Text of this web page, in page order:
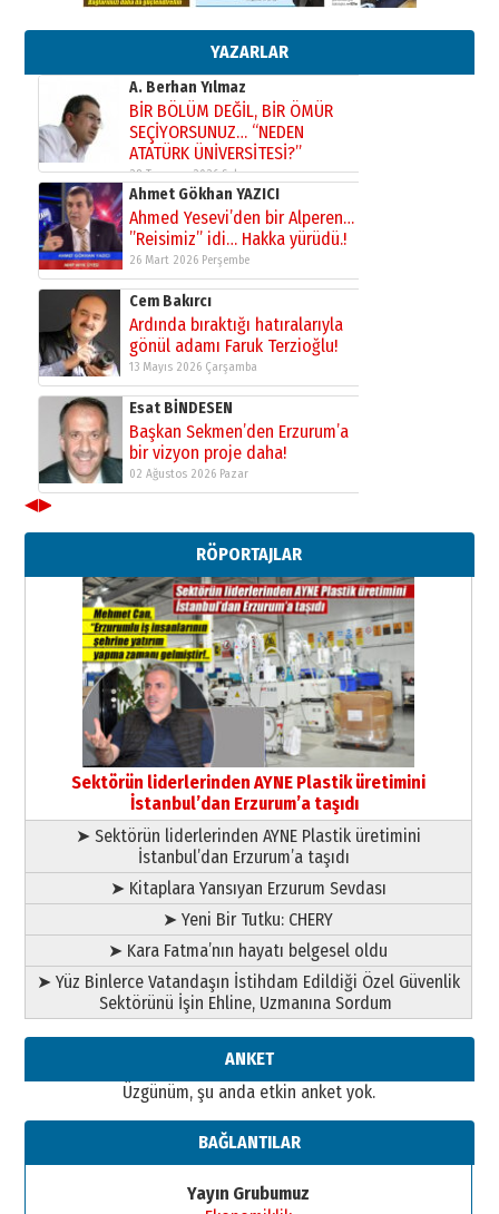
YAZARLAR
Cem Bakırcı
Ardında bıraktığı hatıralarıyla
gönül adamı Faruk Terzioğlu!
13 Mayıs 2026 Çarşamba
Esat BİNDESEN
Başkan Sekmen’den Erzurum’a
bir vizyon proje daha!
02 Ağustos 2026 Pazar
Kadir SABUNCUOĞLU
Erzurumspor’un köşe taşları
29 Haziran 2026 Pazartesi
Kenan GÜLERCİ
Murat Şahsuvaroğlu ERKON’da
çıtayı yukarı taşırken,
yönetimdekiler aşağı
çekmemeli!
17 Şubat 2026 SalıOrhan BOZKURT
Bir fotoğraf, bir şehir, bir
gazeteci… Dizginler kimin
A. Berhan Yılmaz
BİR BÖLÜM DEĞİL, BİR ÖMÜR
SEÇİYORSUNUZ… “NEDEN
ATATÜRK ÜNİVERSİTESİ?”
28 Temmuz 2026 Salı
Ahmet Gökhan YAZICI
Ahmed Yesevi’den bir Alperen…
”Reisimiz” idi… Hakka yürüdü.!
26 Mart 2026 Perşembe
Cem Bakırcı
Ardında bıraktığı hatıralarıyla
gönül adamı Faruk Terzioğlu!
13 Mayıs 2026 Çarşamba
Esat BİNDESEN
Başkan Sekmen’den Erzurum’a
bir vizyon proje daha!
02 Ağustos 2026 Pazar
◀▶
RÖPORTAJLAR
Sektörün liderlerinden AYNE Plastik üretimini
İstanbul’dan Erzurum’a taşıdı
➤ Sektörün liderlerinden AYNE Plastik üretimini
İstanbul’dan Erzurum’a taşıdı
➤ Kitaplara Yansıyan Erzurum Sevdası
➤ Yeni Bir Tutku: CHERY
➤ Kara Fatma’nın hayatı belgesel oldu
➤ Yüz Binlerce Vatandaşın İstihdam Edildiği Özel Güvenlik
Sektörünü İşin Ehline, Uzmanına Sordum
ANKET
Üzgünüm, şu anda etkin anket yok.
BAĞLANTILAR
Yayın Grubumuz